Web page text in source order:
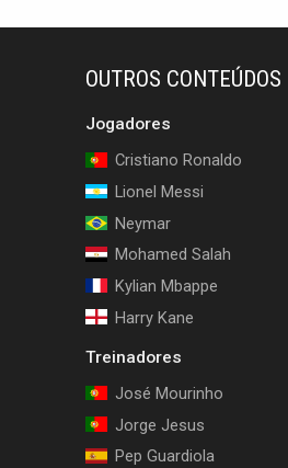
OUTROS CONTEÚDOS
Jogadores
Cristiano Ronaldo
Lionel Messi
Neymar
Mohamed Salah
Kylian Mbappe
Harry Kane
Treinadores
José Mourinho
Jorge Jesus
Pep Guardiola